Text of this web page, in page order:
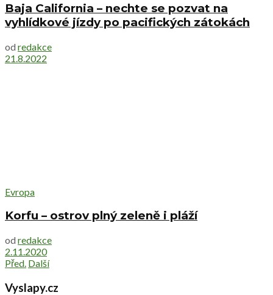
Baja California – nechte se pozvat na
vyhlídkové jízdy po pacifických zátokách
od redakce
21.8.2022
Evropa
Korfu – ostrov plný zeleně i pláží
od redakce
2.11.2020
Před. Další
Vyslapy.cz